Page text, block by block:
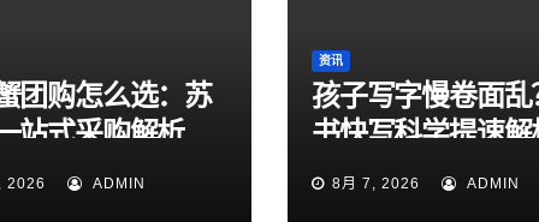
团购怎么选：苏
站式采购解析
2026 ADMIN
资讯
孩子写字慢卷面乱
书快写科学提速解
8月 7, 2026 ADMIN